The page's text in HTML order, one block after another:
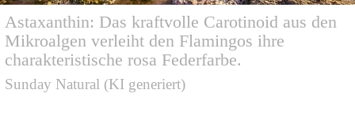
Astaxanthin: Das kraftvolle Carotinoid aus den
Mikroalgen verleiht den Flamingos ihre
charakteristische rosa Federfarbe.
Sunday Natural (KI generiert)